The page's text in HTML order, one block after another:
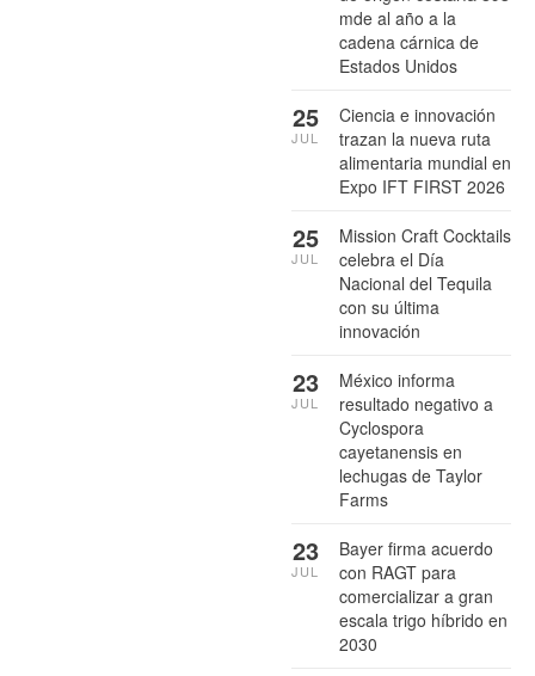
mde al año a la
cadena cárnica de
Estados Unidos
Ciencia e innovación
trazan la nueva ruta
alimentaria mundial en
Expo IFT FIRST 2026
25
JUL
Mission Craft Cocktails
celebra el Día
Nacional del Tequila
con su última
innovación
25
JUL
México informa
resultado negativo a
Cyclospora
cayetanensis en
lechugas de Taylor
Farms
23
JUL
Bayer firma acuerdo
con RAGT para
comercializar a gran
escala trigo híbrido en
2030
23
JUL